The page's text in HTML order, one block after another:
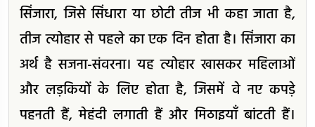
सिंजारा, जिसे सिंधारा या छोटी तीज भी कहा जाता है,
तीज त्योहार से पहले का एक दिन होता है। सिंजारा का
अर्थ है सजना-संवरना। यह त्योहार खासकर महिलाओं
और लड़कियों के लिए होता है, जिसमें वे नए कपड़े
पहनती हैं, मेहंदी लगाती हैं और मिठाइयाँ बांटती हैं।